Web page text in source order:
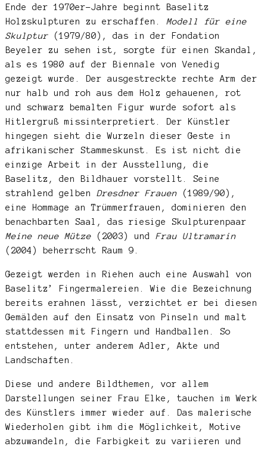
Ende der 1970er-Jahre beginnt Baselitz
Holzskulpturen zu erschaffen. Modell für eine
Skulptur(1979/80), das in der Fondation
Beyeler zu sehen ist, sorgte für einen Skandal,
als es 1980 auf der Biennale von Venedig
gezeigt wurde. Der ausgestreckte rechte Arm der
nur halb und roh aus dem Holz gehauenen, rot
und schwarz bemalten Figur wurde sofort als
Hitlergruß missinterpretiert. Der Künstler
hingegen sieht die Wurzeln dieser Geste in
afrikanischer Stammeskunst. Es ist nicht die
einzige Arbeit in der Ausstellung, die
Baselitz, den Bildhauer vorstellt. Seine
strahlend gelben Dresdner Frauen (1989/90),
eine Hommage an Trümmerfrauen, dominieren den
benachbarten Saal, das riesige Skulpturenpaar
Meine neue Mütze(2003) und Frau Ultramarin
(2004) beherrscht Raum 9.
Gezeigt werden in Riehen auch eine Auswahl von
Baselitz’ Fingermalereien. Wie die Bezeichnung
bereits erahnen lässt, verzichtet er bei diesen
Gemälden auf den Einsatz von Pinseln und malt
stattdessen mit Fingern und Handballen. So
entstehen, unter anderem Adler, Akte und
Landschaften.
Diese und andere Bildthemen, vor allem
Darstellungen seiner Frau Elke, tauchen im Werk
des Künstlers immer wieder auf. Das malerische
Wiederholen gibt ihm die Möglichkeit, Motive
abzuwandeln, die Farbigkeit zu variieren und